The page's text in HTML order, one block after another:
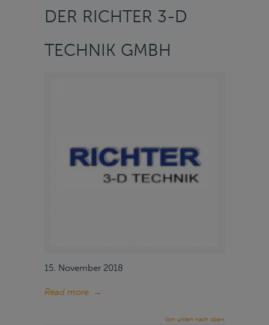
DER RICHTER 3-D
TECHNIK GMBH
15. November 2018
Read more →
Von unten nach oben